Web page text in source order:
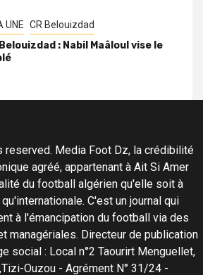
UNE CR Belouizdad
: Nabil Maâloul vise le
Media Foot Dz, la crédibilité
agréé, appartenant à Ait Si Amer
du football algérien qu'elle soit à
C'est un journal qui
à l'émancipation du football via des
managériales. Directeur de publication
social : Local n°2 Taourirt Menguellet,
Ouzou - Agrément N° 31/24 -